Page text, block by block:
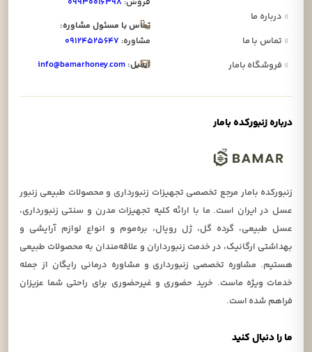
ما را دنبال کنید
»درباره ما
»تماس با ما
»فروشگاه بامار
تماس با مسئول مشاوره:
مشاوره: ۰۹۱۲۴۵۲۵۶۴۷
ایمیل: info@bamarhoney.com
درباره زنبورکده بامار
زنبورکده بامار مرجع تخصصی تجهیزات زنبورداری و محصولات طبیعی زنبور
عسل در ایران است. ما با ارائه کلیه تجهیزات مدرن و سنتی زنبورداری،
عسل طبیعی، گرده گل، ژل رویال، بره‌موم و انواع لوازم آرایشی و
بهداشتی ارگانیک، در خدمت زنبورداران و علاقه‌مندان به محصولات طبیعی
هستیم. مشاوره تخصصی زنبورداری و مشاوره درمانی رایگان از جمله
خدمات ویژه ماست. خرید حضوری و غیرحضوری برای راحتی شما عزیزان
فراهم شده است.